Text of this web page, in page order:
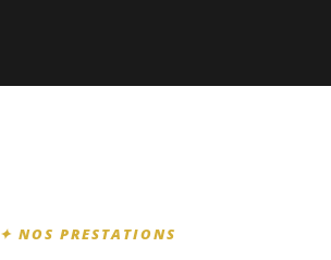
✦ NOS PRESTATIONS